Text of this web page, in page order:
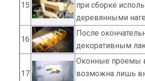
15
при сборке
деревянными
16
После
декоративным
17
Оконные проемы
возможна лишь